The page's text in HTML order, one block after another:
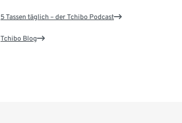
5 Tassen täglich – der Tchibo Podcast
Tchibo Blog